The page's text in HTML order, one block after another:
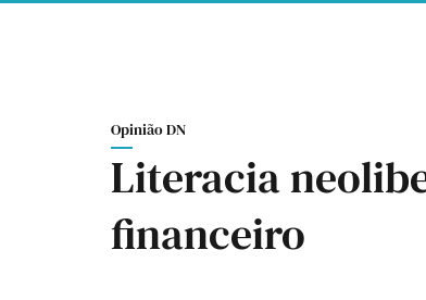
Opinião DN
Literacia
financeiro